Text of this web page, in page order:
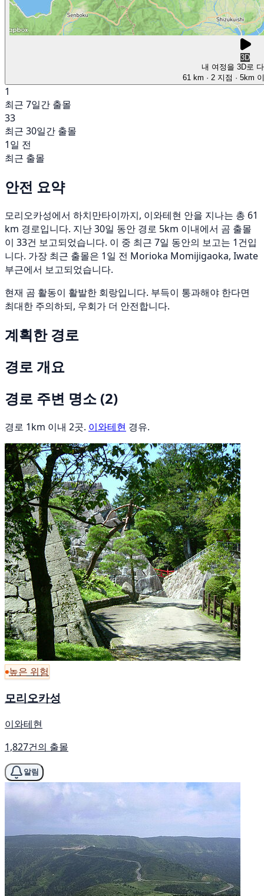
3D
내 여정을 3D로
61 km · 2 지점 · 5km
1
최근 7일간 출몰
33
최근 30일간 출몰
1일 전
최근 출몰
안전 요약
모리오카성에서 하치만타이까지, 이와테현 안을 지나는 총 61
km 경로입니다. 지난 30일 동안 경로 5km 이내에서 곰 출몰
이 33건 보고되었습니다. 이 중 최근 7일 동안의 보고는 1건입
니다. 가장 최근 출몰은 1일 전 Morioka Momijigaoka, Iwate
부근에서 보고되었습니다.
현재 곰 활동이 활발한 회랑입니다. 부득이 통과해야 한다면
최대한 주의하되, 우회가 더 안전합니다.
계획한 경로
경로 개요
경로 주변 명소 (2)
경로 1km 이내 2곳. 이와테현 경유.
높은 위험
모리오카성
이와테현
1,827건의 출몰
알림